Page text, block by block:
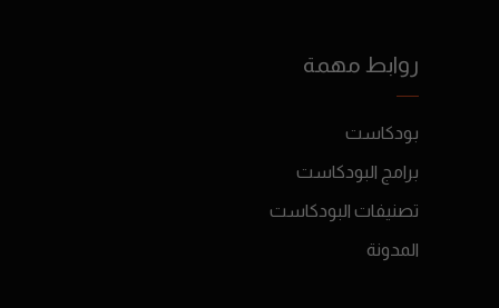
روابط مهمة
بودكاست
برامج البودكاست
تصنيفات البودكاست
المدونة